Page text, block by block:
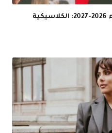
مجموعة Celine لخريف وشتاء 2026-2027: الكلاسيكية